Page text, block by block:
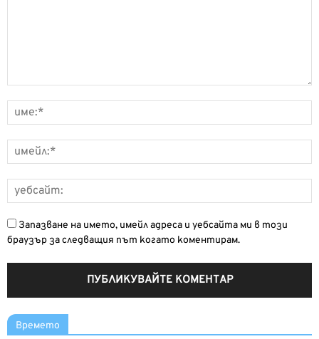
Запазване на името, имейл адреса и уебсайта ми в този
браузър за следващия път когато коментирам.
Времето